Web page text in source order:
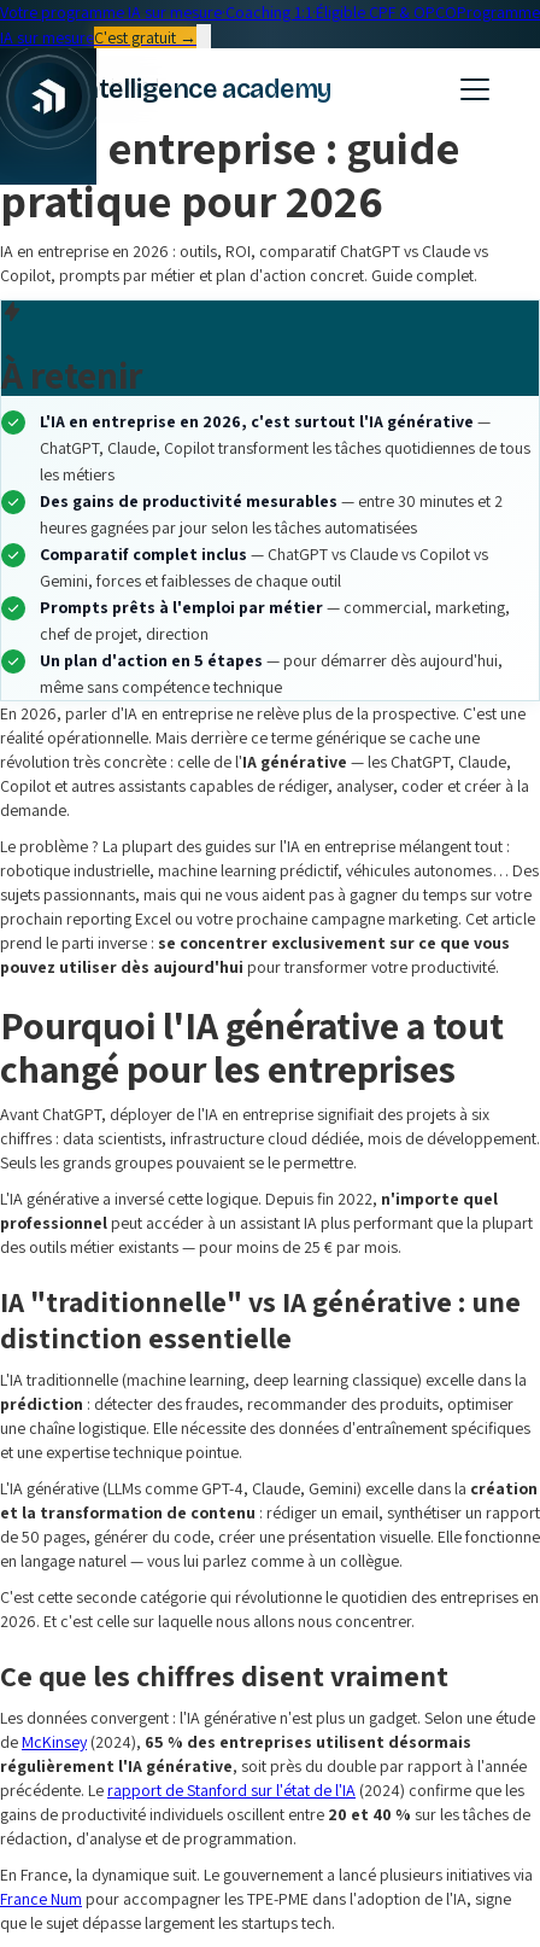
Votre programme IA sur mesure·Coaching 1:1·Éligible CPF & OPCOProgramme
IA sur mesureC'est gratuit →
intelligence academy
← Blog
Entreprise •16 min read
IA en entreprise : guide
pratique pour 2026
IA en entreprise en 2026 : outils, ROI, comparatif ChatGPT vs Claude vs
Copilot, prompts par métier et plan d'action concret. Guide complet.
À retenir
L'IA en entreprise en 2026, c'est surtout l'IA générative —
ChatGPT, Claude, Copilot transforment les tâches quotidiennes de tous
les métiers
Des gains de productivité mesurables — entre 30 minutes et 2
heures gagnées par jour selon les tâches automatisées
Comparatif complet inclus — ChatGPT vs Claude vs Copilot vs
Gemini, forces et faiblesses de chaque outil
Prompts prêts à l'emploi par métier— commercial, marketing,
chef de projet, direction
Un plan d'action en 5 étapes — pour démarrer dès aujourd'hui,
même sans compétence technique
En 2026, parler d'IA en entreprise ne relève plus de la prospective. C'est une
réalité opérationnelle. Mais derrière ce terme générique se cache une
révolution très concrète : celle de l'IA générative — les ChatGPT, Claude,
Copilot et autres assistants capables de rédiger, analyser, coder et créer à la
demande.
Le problème ? La plupart des guides sur l'IA en entreprise mélangent tout :
robotique industrielle, machine learning prédictif, véhicules autonomes… Des
sujets passionnants, mais qui ne vous aident pas à gagner du temps sur votre
prochain reporting Excel ou votre prochaine campagne marketing. Cet article
prend le parti inverse : se concentrer exclusivement sur ce que vous
pouvez utiliser dès aujourd'hui pour transformer votre productivité.
Pourquoi l'IA générative a tout
changé pour les entreprises
Avant ChatGPT, déployer de l'IA en entreprise signifiait des projets à six
chiffres : data scientists, infrastructure cloud dédiée, mois de développement.
Seuls les grands groupes pouvaient se le permettre.
L'IA générative a inversé cette logique. Depuis fin 2022, n'importe quel
professionnel peut accéder à un assistant IA plus performant que la plupart
des outils métier existants — pour moins de 25 € par mois.
IA "traditionnelle" vs IA générative : une
distinction essentielle
L'IA traditionnelle (machine learning, deep learning classique) excelle dans la
prédiction : détecter des fraudes, recommander des produits, optimiser
une chaîne logistique. Elle nécessite des données d'entraînement spécifiques
et une expertise technique pointue.
L'IA générative (LLMs comme GPT-4, Claude, Gemini) excelle dans la création
et la transformation de contenu : rédiger un email, synthétiser un rapport
de 50 pages, générer du code, créer une présentation visuelle. Elle fonctionne
en langage naturel — vous lui parlez comme à un collègue.
C'est cette seconde catégorie qui révolutionne le quotidien des entreprises en
2026. Et c'est celle sur laquelle nous allons nous concentrer.
Ce que les chiffres disent vraiment
Les données convergent : l'IA générative n'est plus un gadget. Selon une étude
deMcKinsey(2024), 65 % des entreprises utilisent désormais
régulièrement l'IA générative, soit près du double par rapport à l'année
précédente. Lerapport de Stanford sur l'état de l'IA (2024) confirme que les
gains de productivité individuels oscillent entre 20 et 40 % sur les tâches de
rédaction, d'analyse et de programmation.
En France, la dynamique suit. Le gouvernement a lancé plusieurs initiatives via
France Num pour accompagner les TPE-PME dans l'adoption de l'IA, signe
que le sujet dépasse largement les startups tech.